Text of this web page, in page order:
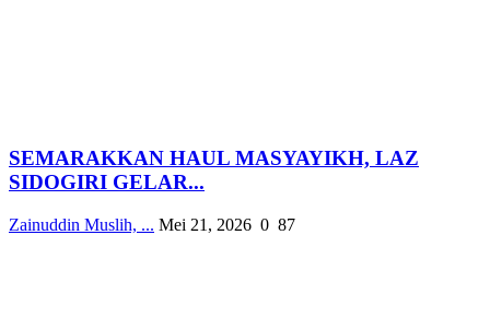
SEMARAKKAN HAUL MASYAYIKH, LAZ
SIDOGIRI GELAR...
Zainuddin Muslih, ... Mei 21, 2026 0 87